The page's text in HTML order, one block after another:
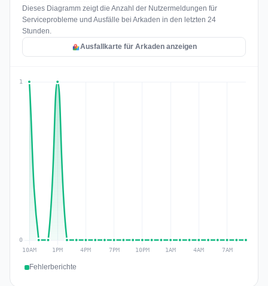
Dieses Diagramm zeigt die Anzahl der Nutzermeldungen für
Serviceprobleme und Ausfälle bei Arkaden in den letzten 24
Stunden.
Ausfallkarte für Arkaden anzeigen
Fehlerberichte